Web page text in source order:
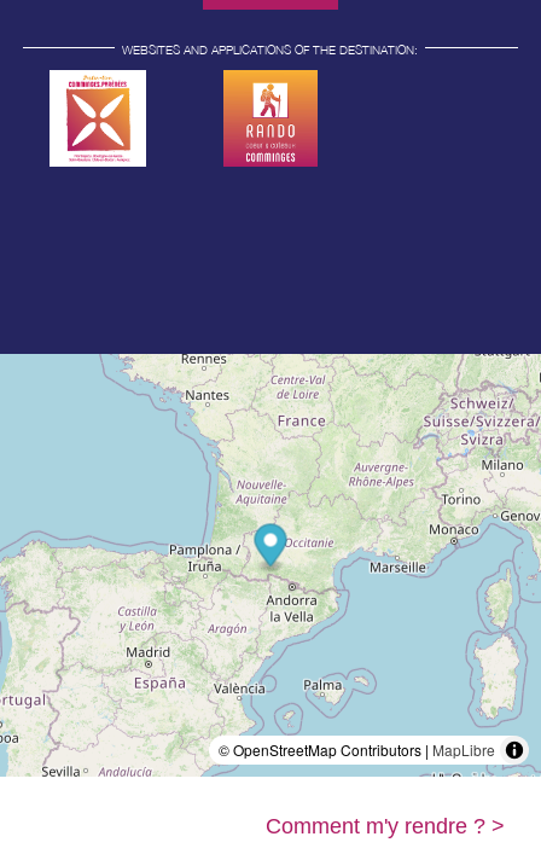
WEBSITES AND APPLICATIONS OF THE DESTINATION:
© OpenStreetMap Contributors | MapLibre
Comment m'y rendre ? >